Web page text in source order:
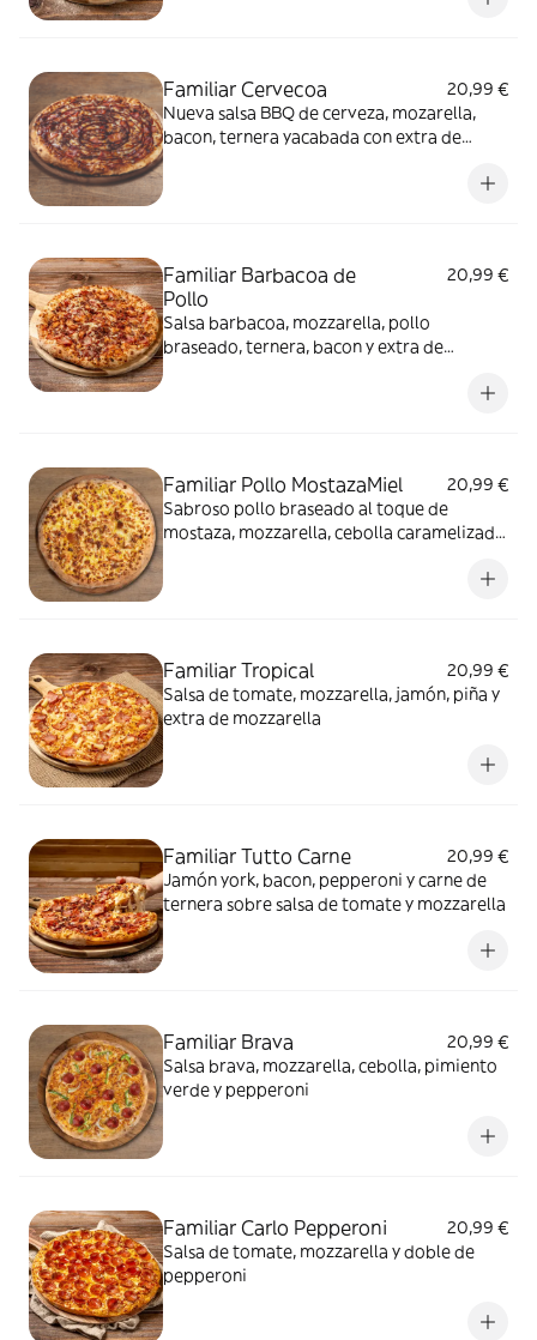
Familiar Cervecoa
20,99 €
Nueva salsa BBQ de cerveza, mozarella,
bacon, ternera yacabada con extra de
Familiar Barbacoa de
Pollo
20,99 €
Salsa barbacoa, mozzarella, pollo
braseado, ternera, bacon y extra de
Familiar Pollo MostazaMiel
20,99 €
Sabroso pollo braseado al toque de
mostaza, mozzarella, cebolla caramelizada
Familiar Tropical
20,99 €
Salsa de tomate, mozzarella, jamón, piña y
extra de mozzarella
Familiar Tutto Carne
20,99 €
Jamón york, bacon, pepperoni y carne de
ternera sobre salsa de tomate y mozzarella
Familiar Brava
20,99 €
Salsa brava, mozzarella, cebolla, pimiento
verde y pepperoni
Familiar Carlo Pepperoni
20,99 €
Salsa de tomate, mozzarella y doble de
pepperoni